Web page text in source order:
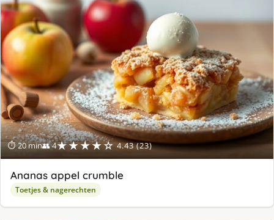
⏱ 20 min👥 4★★★★☆ 4.43 (23)
Ananas appel crumble
Toetjes & nagerechten